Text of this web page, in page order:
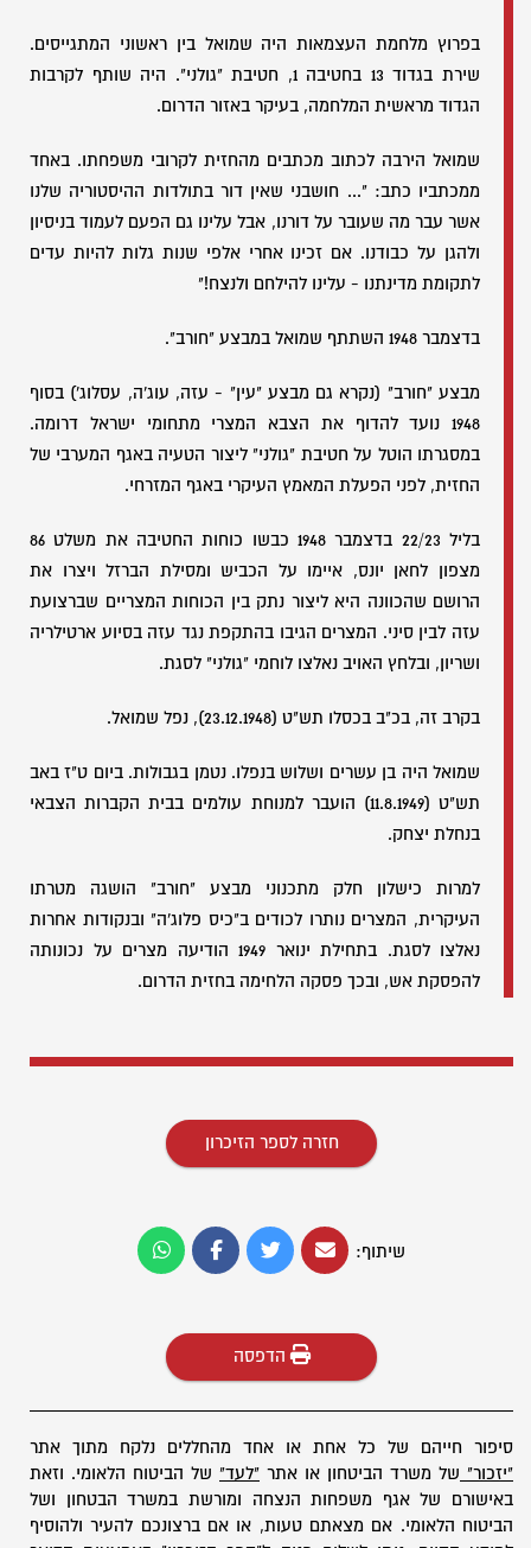
בפרוץ מלחמת העצמאות היה שמואל בין ראשוני המתגייסים.
שירת בגדוד 13 בחטיבה 1, חטיבת "גולני". היה שותף לקרבות
הגדוד מראשית המלחמה, בעיקר באזור הדרום.
שמואל הירבה לכתוב מכתבים מהחזית לקרובי משפחתו. באחד
ממכתביו כתב: "... חושבני שאין דור בתולדות ההיסטוריה שלנו
אשר עבר מה שעובר על דורנו, אבל עלינו גם הפעם לעמוד בניסיון
ולהגן על כבודנו. אם זכינו אחרי אלפי שנות גלות להיות עדים
לתקומת מדינתנו - עלינו להילחם ולנצח!"
בדצמבר 1948 השתתף שמואל במבצע "חורב".
מבצע "חורב" (נקרא גם מבצע "עין" - עזה, עוג'ה, עסלוג') בסוף
1948 נועד להדוף את הצבא המצרי מתחומי ישראל דרומה.
במסגרתו הוטל על חטיבת "גולני" ליצור הטעיה באגף המערבי של
החזית, לפני הפעלת המאמץ העיקרי באגף המזרחי.
בליל 22/23 בדצמבר 1948 כבשו כוחות החטיבה את משלט 86
מצפון לחאן יונס, איימו על הכביש ומסילת הברזל ויצרו את
הרושם שהכוונה היא ליצור נתק בין הכוחות המצריים שברצועת
עזה לבין סיני. המצרים הגיבו בהתקפת נגד עזה בסיוע ארטילריה
ושריון, ובלחץ האויב נאלצו לוחמי "גולני" לסגת.
בקרב זה, בכ"ב בכסלו תש"ט (23.12.1948), נפל שמואל.
שמואל היה בן עשרים ושלוש בנפלו. נטמן בגבולות. ביום ט"ז באב
תש"ט (11.8.1949) הועבר למנוחת עולמים בבית הקברות הצבאי
בנחלת יצחק.
למרות כישלון חלק מתכנוני מבצע "חורב" הושגה מטרתו
העיקרית, המצרים נותרו לכודים ב"כיס פלוג'ה" ובנקודות אחרות
נאלצו לסגת. בתחילת ינואר 1949 הודיעה מצרים על נכונותה
להפסקת אש, ובכך פסקה הלחימה בחזית הדרום.
חזרה לספר הזיכרון
שיתוף:
הדפסה
סיפור חייהם של כל אחת או אחד מהחללים נלקח מתוך אתר
"יזכור" של משרד הביטחון או אתר "לעד" של הביטוח הלאומי. וזאת
באישורם של אגף משפחות הנצחה ומורשת במשרד הבטחון ושל
הביטוח הלאומי. אם מצאתם טעות, או אם ברצונכם להעיר ולהוסיף